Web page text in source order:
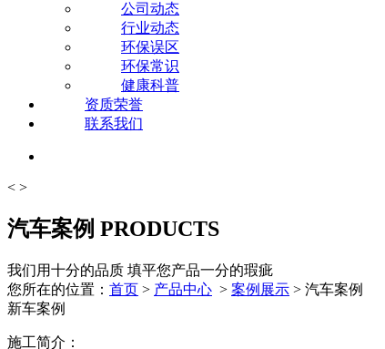
公司动态
行业动态
环保误区
环保常识
健康科普
资质荣誉
联系我们
< >
汽车案例 PRODUCTS
我们用十分的品质 填平您产品一分的瑕疵
您所在的位置： 首页 > 产品中心 > 案例展示 > 汽车案例
新车案例
施工简介：